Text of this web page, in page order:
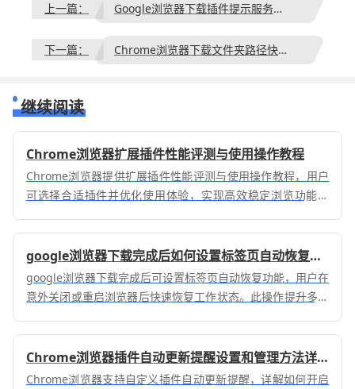
上一篇： Google浏览器下载插件提示服务不可用该如何解决
下一篇： Chrome浏览器下载文件夹路径快速切换完整方法
继续阅读
Chrome浏览器扩展插件性能评测与使用操作教程
Chrome浏览器提供扩展插件性能评测与使用操作教程，用户
可选择合适插件并优化使用体验，实现高效稳定浏览功能提
google浏览器下载完成后如何设置标签页自动恢复功能
google浏览器下载完成后可设置标签页自动恢复功能，用户在
意外关闭或重启浏览器后快速恢复工作状态。此操作提升多任
Chrome浏览器插件自动更新提醒设置和管理方法详解
Chrome浏览器支持自定义插件自动更新提醒，详解如何开启